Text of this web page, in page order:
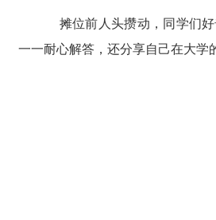
摊位前人头攒动，同学们
一一耐心解答，还分享自己在大学